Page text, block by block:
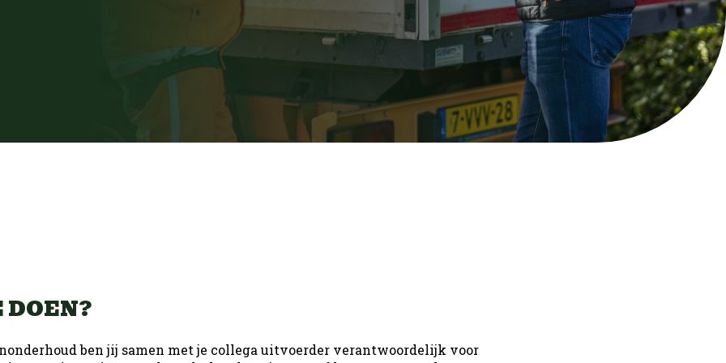
Infra
Open sollicitatie
DOEN?
ben jij samen met je collega uitvoerder verantwoordelijk voor